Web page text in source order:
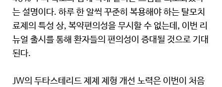
는 설명이다. 하루 한 알씩 꾸준히 복용해야 하는 탈모치
료제의 특성 상, 복약편의성을 무시할 수 없는데, 이번 리
뉴얼 출시를 통해 환자들의 편의성이 증대될 것으로 기대
된다.
JW의 두타스테리드 제제 제형 개선 노력은 이번이 처음